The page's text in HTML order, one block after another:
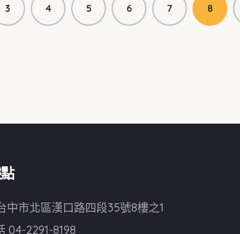
3 4 5 6 7 8
中市北區漢口路四段35號8樓之1
04-2291-8198